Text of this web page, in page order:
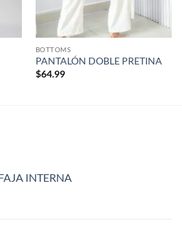
BOTTOMS
PANTALÓN DOBLE PRETINA
$64.99
INTERNA